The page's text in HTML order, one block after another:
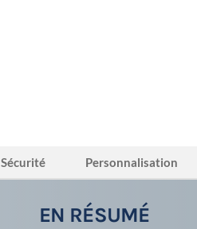
Sécurité Personnalisation
EN RÉSUMÉ